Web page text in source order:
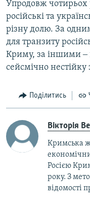
Упродовж чотирьох
російські та
різну долю. За
для транзиту
Криму, за іншими ‒
сейсмічно нестійку
Поділитись
Вікторія
Кримська
Росією
року. З
відомості